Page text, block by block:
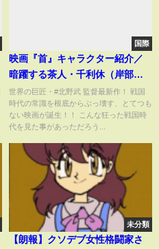
国際
映画『首』キャラクター紹介／
暗躍する茶人・千利休（岸部一
徳）
世界の巨匠・#北野武 監督最新作！ 戦国
時代の常識を根底からぶっ壊す、とてつも
ない映画が誕生！！ こんな狂った戦国時
代を見た事があっただろう...
未分類
【朗報】クソデブ女性格闘家さ